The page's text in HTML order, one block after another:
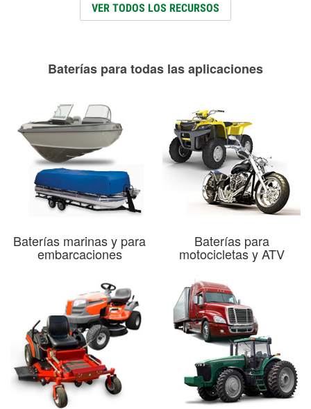
VER TODOS LOS RECURSOS
Baterías para todas las aplicaciones
Baterías marinas y para
embarcaciones
Baterías para
motocicletas y ATV